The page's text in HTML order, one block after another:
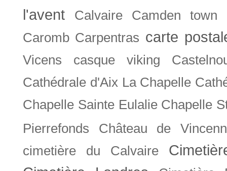
l'avent Calvaire Camden town
Caromb Carpentras carte
Vicens casque viking
Cathédrale d'Aix La Chapelle
Chapelle Sainte Eulalie Chapelle
Pierrefonds
Château de
cimetière du Calvaire